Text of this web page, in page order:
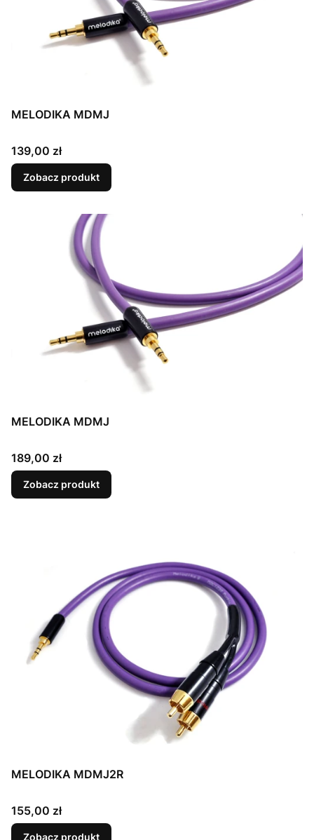
MELODIKA MDMJ
Cena
139,00 zł
Zobacz produkt
MELODIKA MDMJ
Cena
189,00 zł
Zobacz produkt
MELODIKA MDMJ2R
Cena
155,00 zł
Zobacz produkt